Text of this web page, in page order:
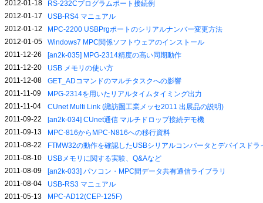
2012-01-18
RS-232Cプログラムポート接続例
2012-01-17
USB-RS4 マニュアル
2012-01-12
MPC-2200 USBPrgポートのシリアルナンバー変更方法
2012-01-05
Windows7 MPC関係ソフトウェアのインストール
2011-12-26
[an2k-035] MPG-2314精度の高い同期動作
2011-12-20
USB メモリの使い方
2011-12-08
GET_ADコマンドのマルチタスクへの影響
2011-11-09
MPG-2314を用いたリアルタイムタイミング出力
2011-11-04
CUnet Multi Link (諏訪圏工業メッセ2011 出展品の説明)
2011-09-22
[an2k-034] CUnet通信 マルチドロップ接続デモ機
2011-09-13
MPC-816からMPC-N816への移行資料
2011-08-22
FTMW32の動作を確認したUSBシリアルコンバータとデバイスドラ
2011-08-10
USBメモリに関する実験、Q&Aなど
2011-08-09
[an2k-033] パソコン・MPC間データ共有通信ライブラリ
2011-08-04
USB-RS3 マニュアル
2011-05-13
MPC-AD12(CEP-125F)